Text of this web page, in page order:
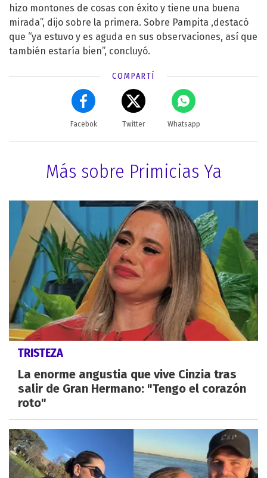
hizo montones de cosas con éxito y tiene una buena
mirada”, dijo sobre la primera. Sobre Pampita ,destacó
que “ya estuvo y es aguda en sus observaciones, así que
también estaría bien”, concluyó.
COMPARTÍ
Facebok Twitter Whatsapp
Más sobre Primicias Ya
TRISTEZA
La enorme angustia que vive Cinzia tras
salir de Gran Hermano: "Tengo el corazón
roto"